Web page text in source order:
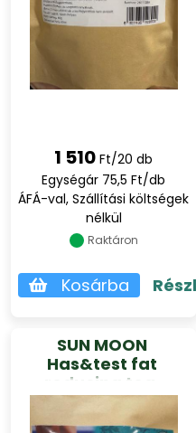
1 510 Ft/20 db
Egységár 75,5 Ft/db
ÁFÁ-val, Szállítási költségek
nélkül
Raktáron
Kosárba
SUN MOON
Has&test fat
reducing tea,
filteres, dobozos
20 db